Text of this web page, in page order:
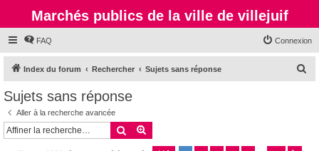
Marchés publics de la ville de villejuif
FAQ Connexion
Index du forum Rechercher Sujets sans réponse
Sujets sans réponse
Aller à la recherche avancée
Rechercher